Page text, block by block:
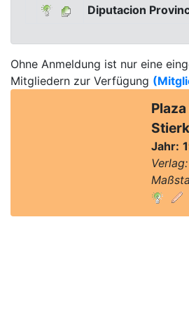
Diputacion
Ohne Anmeldung ist nur eine
Mitgliedern zur Verfügung
Jahr:
Verlag: